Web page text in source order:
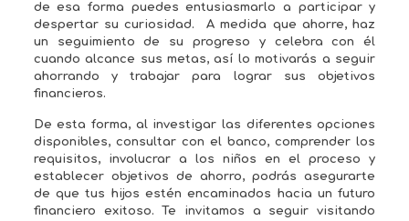
de esa forma puedes entusiasmarlo a participar y
despertar su curiosidad. A medida que ahorre, haz
un seguimiento de su progreso y celebra con él
cuando alcance sus metas, así lo motivarás a seguir
ahorrando y trabajar para lograr sus objetivos
financieros.
De esta forma, al investigar las diferentes opciones
disponibles, consultar con el banco, comprender los
requisitos, involucrar a los niños en el proceso y
establecer objetivos de ahorro, podrás asegurarte
de que tus hijos estén encaminados hacia un futuro
financiero exitoso. Te invitamos a seguir visitando